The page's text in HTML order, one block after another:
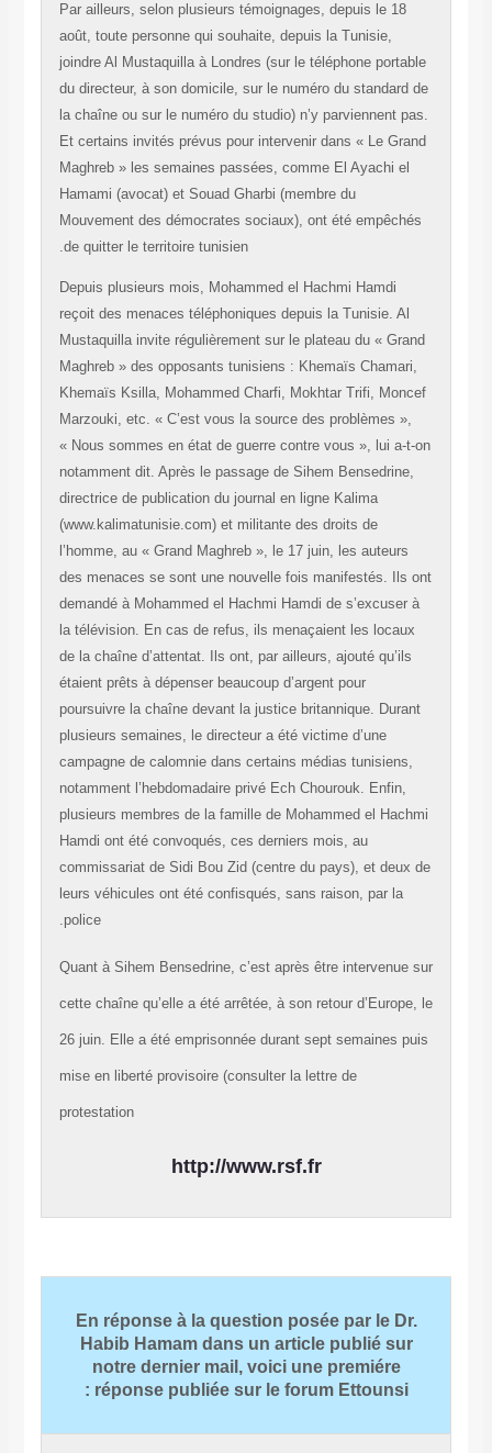
Par ailleurs, selon plusieurs témoignages, depuis le 18
août, toute personne qui souhaite, depuis la Tunisie,
joindre Al Mustaquilla à Londres (sur le téléphone
du directeur, à son domicile, sur le numéro du
la chaîne ou sur le numéro du studio) n’y parviennent
Et certains invités prévus pour intervenir dans « Le
Maghreb » les semaines passées, comme El Ayachi el
Hamami (avocat) et Souad Gharbi (membre du
Mouvement des démocrates sociaux), ont été
de quitter le territoire tunisien.
Depuis plusieurs mois, Mohammed el Hachmi Hamdi
reçoit des menaces téléphoniques depuis la Tunisie. Al
Mustaquilla invite régulièrement sur le plateau du «
Maghreb » des opposants tunisiens : Khemaïs
Khemaïs Ksilla, Mohammed Charfi, Mokhtar Trifi,
Marzouki, etc. « C’est vous la source des problèmes
« Nous sommes en état de guerre contre vous », lui a-
notamment dit. Après le passage de Sihem
directrice de publication du journal en ligne Kalima
(www.kalimatunisie.com) et militante des droits de
l’homme, au « Grand Maghreb », le 17 juin, les auteurs
des menaces se sont une nouvelle fois manifestés.
demandé à Mohammed el Hachmi Hamdi de
la télévision. En cas de refus, ils menaçaient les
de la chaîne d’attentat. Ils ont, par ailleurs, ajouté
étaient prêts à dépenser beaucoup d’argent pour
poursuivre la chaîne devant la justice britannique.
plusieurs semaines, le directeur a été victime d’une
campagne de calomnie dans certains médias
notamment l’hebdomadaire privé Ech Chourouk. Enfin,
plusieurs membres de la famille de Mohammed el
Hamdi ont été convoqués, ces derniers mois, au
commissariat de Sidi Bou Zid (centre du pays), et
leurs véhicules ont été confisqués, sans raison, par la
Quant à Sihem Bensedrine, c’est après être
cette chaîne qu’elle a été arrêtée, à son retour
26 juin. Elle a été emprisonnée durant sept semaines
mise en liberté provisoire (consulter la lettre de
http://www.rsf.fr
En réponse à la question posée par le
Habib Hamam dans un article publié
notre dernier mail, voici une premiére
réponse publiée sur le forum Ettounsi :